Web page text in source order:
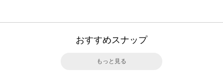
おすすめスナップ
もっと見る